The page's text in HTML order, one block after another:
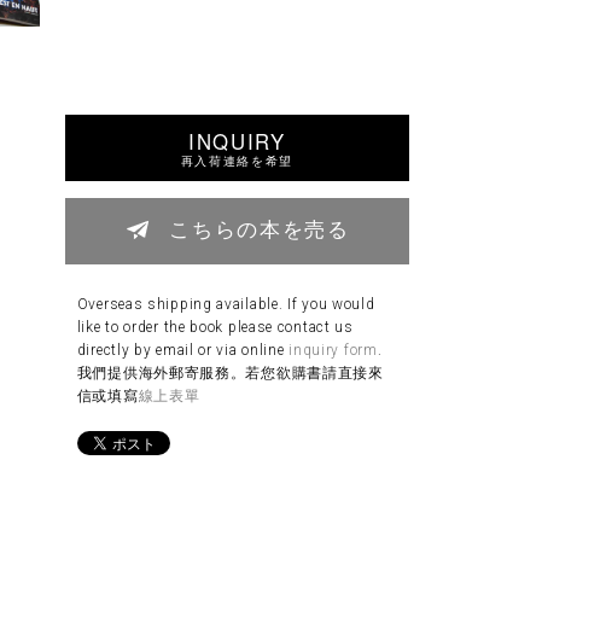
INQUIRY
再入荷連絡を希望
こちらの本を売る
Overseas shipping available. If you would
like to order the book please contact us
directly by email or via online inquiry form .
我們提供海外郵寄服務。若您欲購書請直接來
信或填寫線上表單